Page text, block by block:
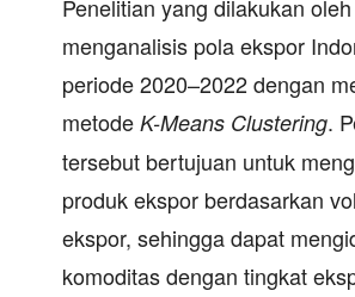
Penelitian yang dilakukan
menganalisis pola ekspor
periode 2020–2022 dengan
metode K-Means Clustering.
tersebut bertujuan untuk
produk ekspor berdasarkan
ekspor, sehingga dapat
komoditas dengan tingkat